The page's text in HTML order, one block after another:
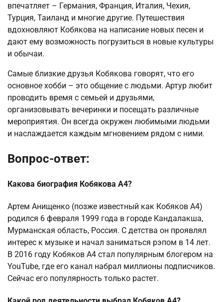
впечатляет – Германия, Франция, Италия, Чехия,
Турция, Таиланд и многие другие. Путешествия
вдохновляют Кобякова на написание новых песен и
дают ему возможность погрузиться в новые культуры
и обычаи.
Самые близкие друзья Кобякова говорят, что его
основное хобби – это общение с людьми. Артур любит
проводить время с семьей и друзьями,
организовывать вечеринки и посещать различные
мероприятия. Он всегда окружен любимыми людьми
и наслаждается каждым мгновением рядом с ними.
Вопрос-ответ:
Какова биография Кобякова А4?
Артем Анищенко (позже известный как Кобяков А4)
родился 6 февраля 1999 года в городе Кандалакша,
Мурманская область, Россия. С детства он проявлял
интерес к музыке и начал заниматься рэпом в 14 лет.
В 2016 году Кобяков А4 стал популярным блогером на
YouTube, где его канал набрал миллионы подписчиков.
Сейчас его популярность только растет.